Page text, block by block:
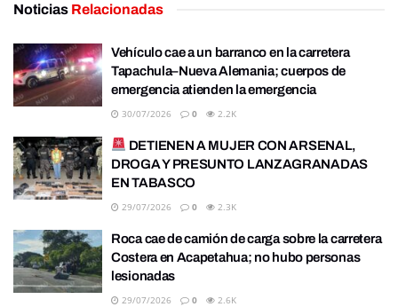
Noticias Relacionadas
Vehículo cae a un barranco en la carretera
Tapachula–Nueva Alemania; cuerpos de
emergencia atienden la emergencia
30/07/2026 0 2.2K
DETIENEN A MUJER CON ARSENAL,
DROGA Y PRESUNTO LANZAGRANADAS
EN TABASCO
29/07/2026 0 2.3K
Roca cae de camión de carga sobre la carretera
Costera en Acapetahua; no hubo personas
lesionadas
29/07/2026 0 2.6K